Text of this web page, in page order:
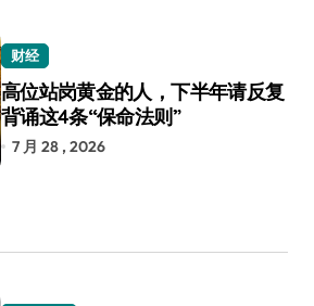
财经
高位站岗黄金的人，下半年请反复
背诵这4条“保命法则”
7 月 28 , 2026